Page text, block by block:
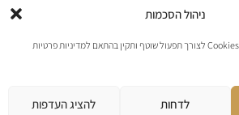
ניהול הסכמות
לדחות להציג העדפות
הצהרת נגישות
כל כרטיסי האשראי למעט פייפל